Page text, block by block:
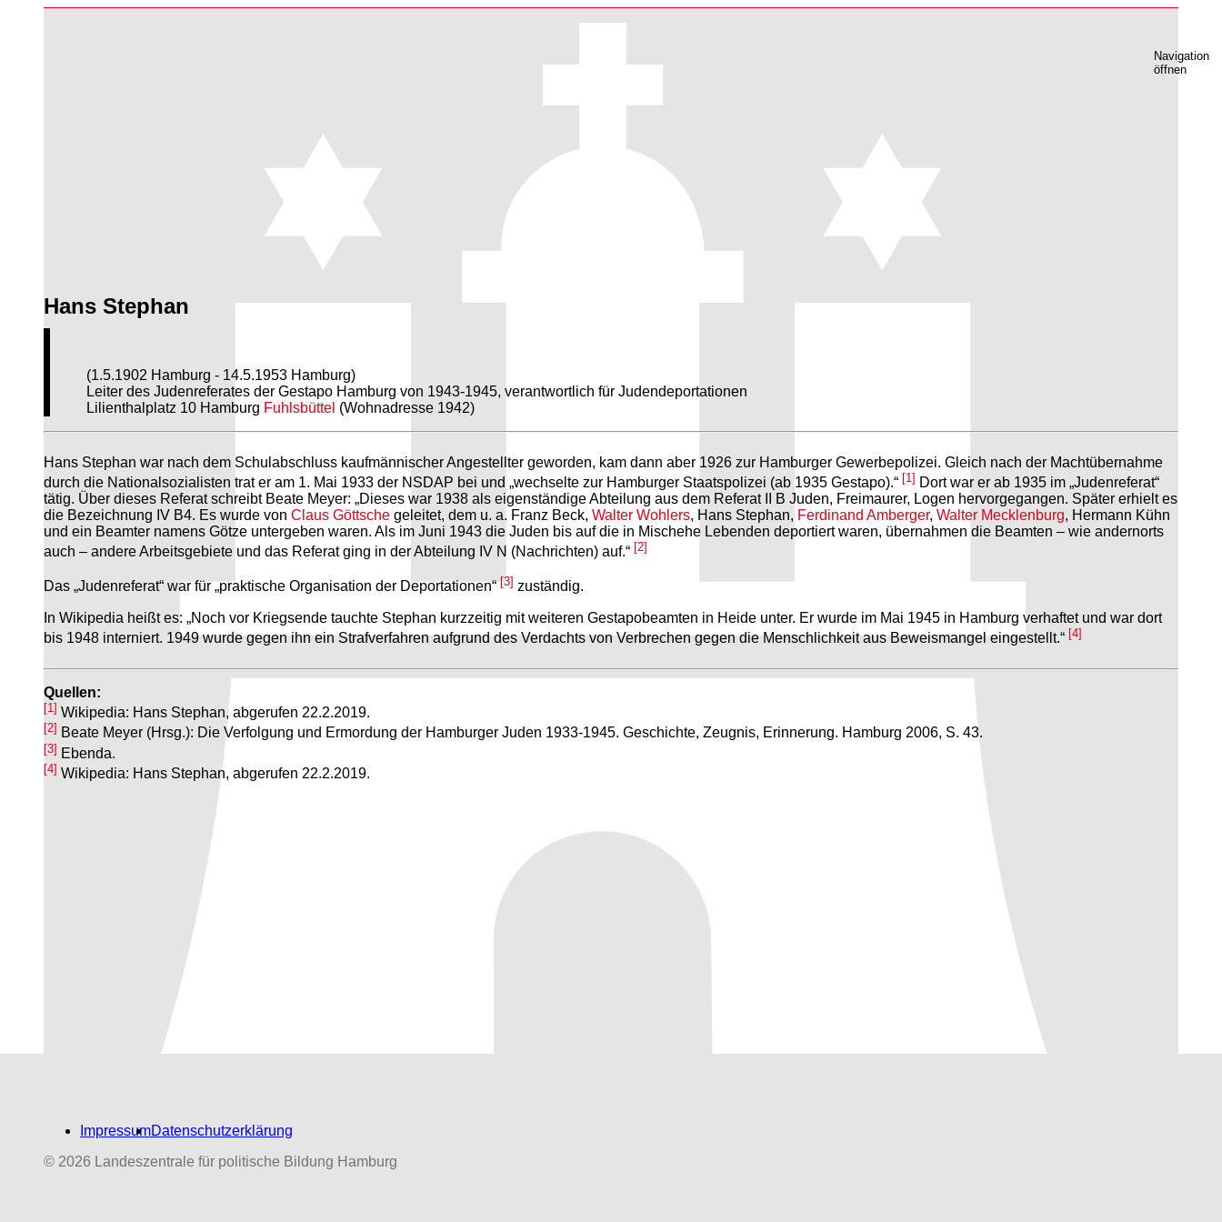
Navigation
öffnen
Hans Stephan
(1.5.1902 Hamburg - 14.5.1953 Hamburg)
Leiter des Judenreferates der Gestapo Hamburg von 1943-1945, verantwortlich für Judendeportationen
Lilienthalplatz 10 Hamburg Fuhlsbüttel (Wohnadresse 1942)
Hans Stephan war nach dem Schulabschluss kaufmännischer Angestellter geworden, kam dann aber 1926 zur Hamburger Gewerbepolizei. Gleich nach der Machtübernahme
durch die Nationalsozialisten trat er am 1. Mai 1933 der NSDAP bei und „wechselte zur Hamburger Staatspolizei (ab 1935 Gestapo).“ [1] Dort war er ab 1935 im „Judenreferat“
tätig. Über dieses Referat schreibt Beate Meyer: „Dieses war 1938 als eigenständige Abteilung aus dem Referat II B Juden, Freimaurer, Logen hervorgegangen. Später erhielt es
die Bezeichnung IV B4. Es wurde von Claus Göttsche geleitet, dem u. a. Franz Beck, Walter Wohlers, Hans Stephan, Ferdinand Amberger, Walter Mecklenburg, Hermann Kühn
und ein Beamter namens Götze untergeben waren. Als im Juni 1943 die Juden bis auf die in Mischehe Lebenden deportiert waren, übernahmen die Beamten – wie andernorts
auch – andere Arbeitsgebiete und das Referat ging in der Abteilung IV N (Nachrichten) auf.“ [2]
Das „Judenreferat“ war für „praktische Organisation der Deportationen“ [3] zuständig.
In Wikipedia heißt es: „Noch vor Kriegsende tauchte Stephan kurzzeitig mit weiteren Gestapobeamten in Heide unter. Er wurde im Mai 1945 in Hamburg verhaftet und war dort
bis 1948 interniert. 1949 wurde gegen ihn ein Strafverfahren aufgrund des Verdachts von Verbrechen gegen die Menschlichkeit aus Beweismangel eingestellt.“ [4]
Quellen:
[1] Wikipedia: Hans Stephan, abgerufen 22.2.2019.
[2] Beate Meyer (Hrsg.): Die Verfolgung und Ermordung der Hamburger Juden 1933-1945. Geschichte, Zeugnis, Erinnerung. Hamburg 2006, S. 43.
[3] Ebenda.
[4] Wikipedia: Hans Stephan, abgerufen 22.2.2019.
ImpressumDatenschutzerklärung
© 2026 Landeszentrale für politische Bildung Hamburg